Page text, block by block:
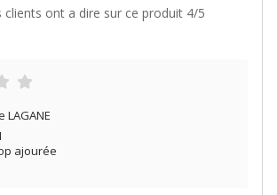
clients ont a dire sur ce produit 4/5
LAGANE
ajourée